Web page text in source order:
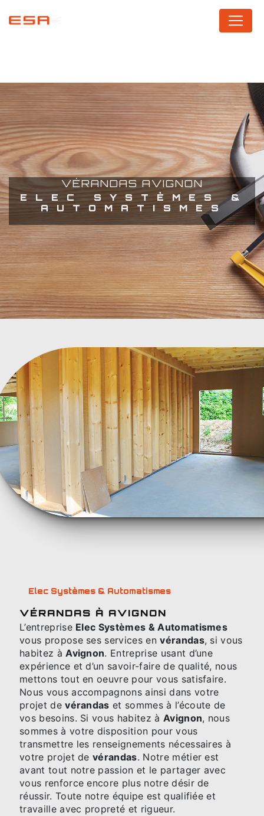
VÉRANDAS AVIGNON
ELEC SYSTÈMES &
AUTOMATISMES
Elec Systèmes & Automatismes
VÉRANDAS À AVIGNON
L’entreprise Elec Systèmes & Automatismes
vous propose ses services envérandas, si vous
habitez àAvignon. Entreprise usant d’une
expérience et d’un savoir-faire de qualité, nous
mettons tout en oeuvre pour vous satisfaire.
Nous vous accompagnons ainsi dans votre
projet devérandas et sommes à l’écoute de
vos besoins. Si vous habitez à Avignon, nous
sommes à votre disposition pour vous
transmettre les renseignements nécessaires à
votre projet devérandas. Notre métier est
avant tout notre passion et le partager avec
vous renforce encore plus notre désir de
réussir. Toute notre équipe est qualifiée et
travaille avec propreté et rigueur.